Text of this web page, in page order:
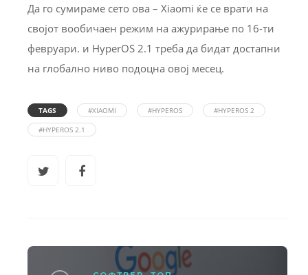
Да го сумираме сето ова – Xiaomi ќе се врати на
својот вообичаен режим на ажурирање по 16-ти
февруари. и HyperOS 2.1 треба да бидат достапни
на глобално ниво подоцна овој месец.
TAGS #XIAOMI #HYPEROS
#HYPEROS 2
#HYPEROS 2.1